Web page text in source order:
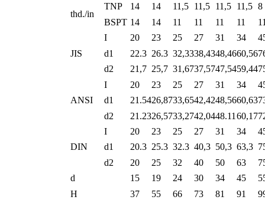
thd./in
TNP 14 14 11,5 11,5 11,5 11,5 8
BSPT 14 14 11 11 11 11
JIS
I 20 23 25 27 31 34
d1
22.3 26.3 32,3338,4348,4660,56
d2
21,7 25,7 31,6737,5747,5459,44
ANSI
I 20 23 25 27 31 34
d1
21.5426,8733,6542,4248,5660,63
d2
21.2326,5733,2742,0448.11 60,17
DIN
I 20 23 25 27 31 34
d1
20.3 25.3 32.3 40,3 50,3 63,3
d2
20 25 32 40 50 63
d
15 19 24 30 34 45
H
37 55 66 73 81 91